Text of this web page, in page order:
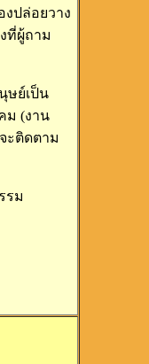
ปล่อยวาง
ที่ผู้ถาม
ษย์เป็น
ม (งาน
ะติดตาม
รม